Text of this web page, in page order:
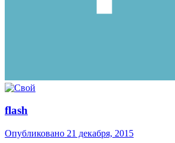
flash
Опубликовано 21 декабря, 2015